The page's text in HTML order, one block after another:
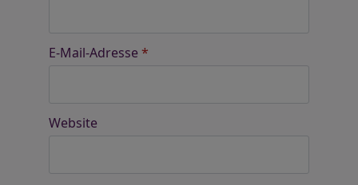
E-Mail-Adresse *
Website